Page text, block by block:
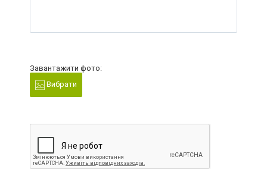
Завантажити фото:
Вибрати